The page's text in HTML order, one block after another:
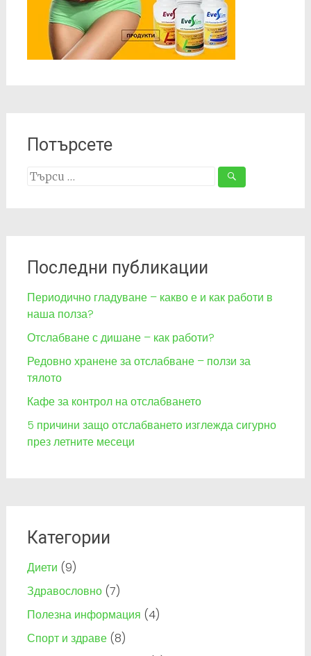
Потърсете
Search
Последни публикации
Периодично гладуване – какво е и как работи в
наша полза?
Отслабване с дишане – как работи?
Редовно хранене за отслабване – ползи за
тялото
Кафе за контрол на отслабването
5 причини защо отслабването изглежда сигурно
през летните месеци
Категории
Диети (9)
Здравословно(7)
Полезна информация (4)
Спорт и здраве(8)